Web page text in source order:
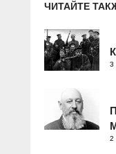
ЧИТАЙТЕ
3
2